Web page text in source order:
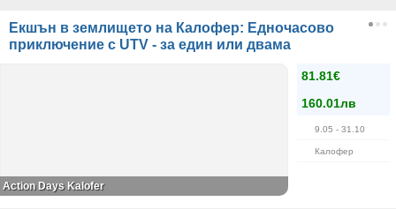
Екшън в землището на Калофер: Едночасово
приключение с UTV - за един или двама
81.81€
160.01лв
9.05 - 31.10
Калофер
Action Days Kalofer